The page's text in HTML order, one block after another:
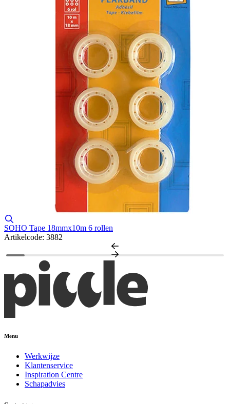
SOHO Tape 18mmx10m 6 rollen
Artikelcode: 3882
Menu
Werkwijze
Klantenservice
Inspiration Centre
Schapadvies